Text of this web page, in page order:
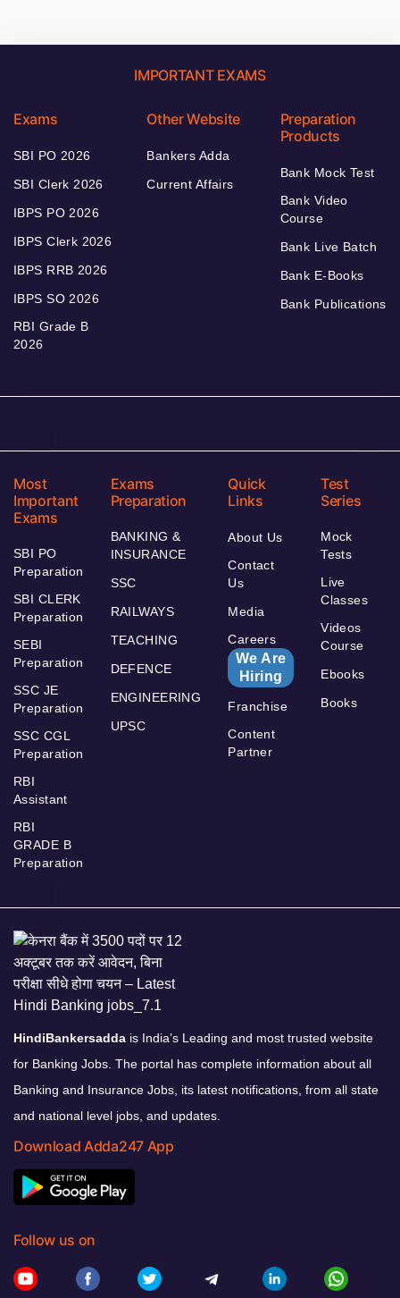
IMPORTANT EXAMS
Exams
SBI PO 2026
SBI Clerk 2026
IBPS PO 2026
IBPS Clerk 2026
IBPS RRB 2026
IBPS SO 2026
RBI Grade B
2026
Other Website
Bankers Adda
Current Affairs
Preparation
Products
Bank Mock Test
Bank Video
Course
Bank Live Batch
Bank E-Books
Bank Publications
Most
Important
Exams
SBI PO
Preparation
SBI CLERK
Preparation
SEBI
Preparation
SSC JE
Preparation
SSC CGL
Preparation
RBI
Assistant
RBI
GRADE B
Preparation
Exams
Preparation
BANKING &
INSURANCE
SSC
RAILWAYS
TEACHING
DEFENCE
ENGINEERING
UPSC
Quick
Links
About Us
Contact
Us
Media
Careers
We Are
Hiring
Franchise
Content
Partner
Test
Series
Mock
Tests
Live
Classes
Videos
Course
Ebooks
Books
HindiBankersadda is India’s Leading and most trusted website
for Banking Jobs. The portal has complete information about all
Banking and Insurance Jobs, its latest notifications, from all state
and national level jobs, and updates.
Download Adda247 App
Follow us on